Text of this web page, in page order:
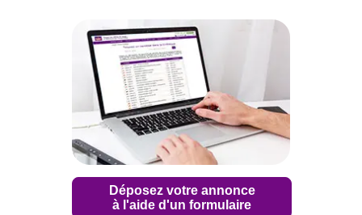
Déposez votre annonce
à l'aide d'un formulaire